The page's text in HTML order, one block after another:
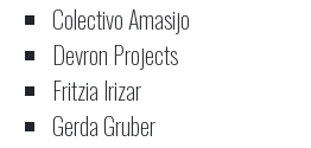
Colectivo Amasijo
Devron Projects
Fritzia Irizar
Gerda Gruber